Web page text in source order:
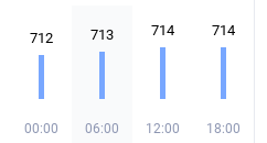
712
00:00
713
06:00
714
12:00
714
18:00